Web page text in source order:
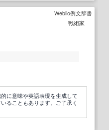
Weblio例文辞書
戦術家
に意味や英語表現を生成して
ることもあります。ご了承く